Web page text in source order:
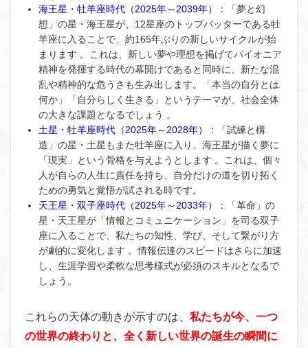
海王星・牡羊座時代（2025年～2039年）
：「夢と幻
想」の星・海王星が、12星座のトップバッターである牡
羊座に入ることで、約165年ぶりの新しいサイクルが始
まります 。これは、新しい夢や理想を掲げてパイオニア
精神を発揮する時代の幕開けであると同時に、新たな混
乱や精神的な危うさも生み出します。「本当の自分とは
何か」「自分らしく生きる」というテーマが、社会全体
の大きな課題となるでしょう 。
土星・牡羊座時代（2025年～2028年）
：「試練と構
造」の星・土星もまた牡羊座に入り、海王星が描く夢に
「現実」という骨格を与えようとします 。これは、個々
人が自らの人生に責任を持ち、自分だけの道を切り拓く
ための勇気と覚悟が試される時です。
天王星・双子座時代（2025年～2033年）
：「革命」の
星・天王星が「情報とコミュニケーション」を司る双子
座に入ることで、私たちの知性、学び、そして繋がり方
が劇的に変化します 。情報伝達のスピードはさらに加速
し、生涯学習や柔軟な思考様式が必須のスキルとなるで
しょう。
これらの天体の動きが示すのは、 私たちが今、一つ
の世界の終わりと、全く新しい世界の誕生の瞬間に